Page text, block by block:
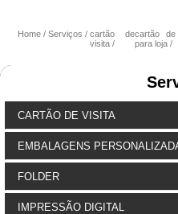
Home Serviços
cartão de
visita
cartão
para loja
CARTÃO DE VISITA
EMBALAGENS
FOLDER
IMPRESSÃO DIGITAL